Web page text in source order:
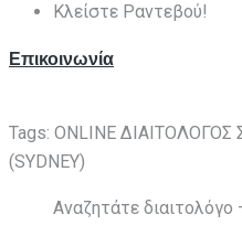
Κλείστε Ραντεβού!
Επικοινωνία
Tags: ONLINE ΔΙΑΙΤΟΛΟΓΟΣ
(SYDNEY)
Αναζητάτε